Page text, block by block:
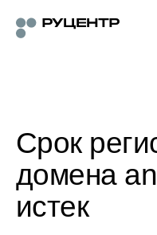
Срок
домена
истек